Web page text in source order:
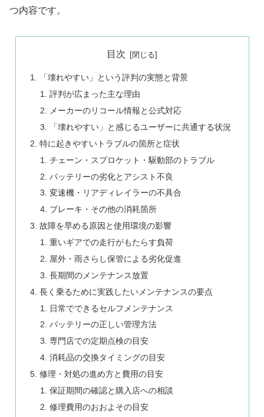
つ内容です。
目次
「壊れやすい」という評判の実態と背景
評判が広まった主な理由
メーカーのリコール情報と公式対応
「壊れやすい」と感じるユーザーに共通する状況
特に起きやすいトラブルの箇所と症状
チェーン・スプロケット・駆動部のトラブル
バッテリーの劣化とアシスト不良
変速機・リアディレイラーの不具合
ブレーキ・その他の消耗箇所
故障を早める原因と使用環境の影響
重いギアでの走行がもたらす負荷
屋外・雨さらし保管による劣化促進
長期間のメンテナンス放置
長く乗るために実践したいメンテナンスの要点
日常でできるセルフメンテナンス
バッテリーの正しい管理方法
専門店での定期点検の目安
消耗品の交換タイミングの目安
修理・対処の進め方と費用の目安
保証期間の確認と購入店への相談
修理費用のおおよその目安